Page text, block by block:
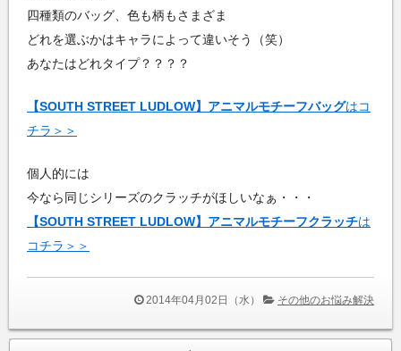
四種類のバッグ、色も柄もさまざま
どれを選ぶかはキャラによって違いそう（笑）
あなたはどれタイプ？？？？
【SOUTH STREET LUDLOW】アニマルモチーフバッグはコ
チラ＞＞
個人的には
今なら同じシリーズのクラッチがほしいなぁ・・・
【SOUTH STREET LUDLOW】アニマルモチーフクラッチは
コチラ＞＞
2014年04月02日（水） その他のお悩み解決